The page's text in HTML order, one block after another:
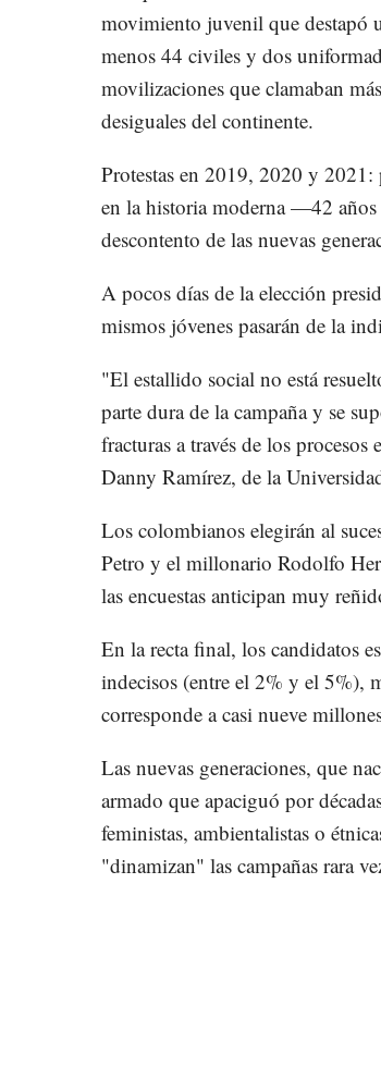
movimiento juvenil que destapó
menos 44 civiles y dos
movilizaciones que clamaban
desiguales del continente.
Protestas en 2019, 2020 y 2021:
en la historia moderna —42
descontento de las nuevas
A pocos días de la elección
mismos jóvenes pasarán de la
"El estallido social no está
parte dura de la campaña y se
fracturas a través de los
Danny Ramírez, de la
Los colombianos elegirán al
Petro y el millonario Rodolfo
las encuestas anticipan muy
En la recta final, los candidatos
indecisos (entre el 2% y el 5%),
corresponde a casi nueve
Las nuevas generaciones, que
armado que apaciguó por
feministas, ambientalistas o
"dinamizan" las campañas rara